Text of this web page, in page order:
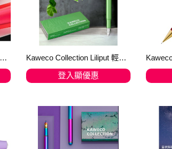
Kaweco COLLECTION Fountain Pen Perkeo Infrared Kaweco Collection Liliput 輕巧系列 Green 青草綠色 2022 迷你小人國 限量鋼筆
登入顯優惠